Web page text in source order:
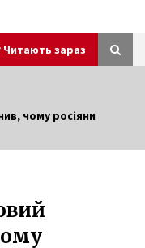
Читають зараз
дозволять
без маски – Степанов
Арсенальній в Києві
чому росіяни